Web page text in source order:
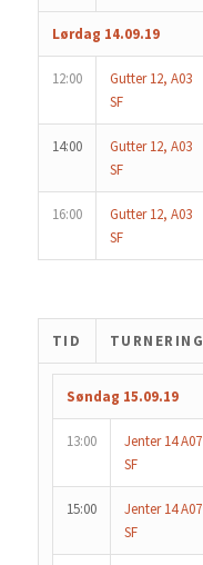
Lørdag 14.09.19
12:00
Gutter 12, A03
SF
14:00
Gutter 12, A03
SF
16:00
Gutter 12, A03
SF
TID TURNERING
Søndag 15.09.19
13:00
Jenter 14 A07
SF
15:00
Jenter 14 A07
SF